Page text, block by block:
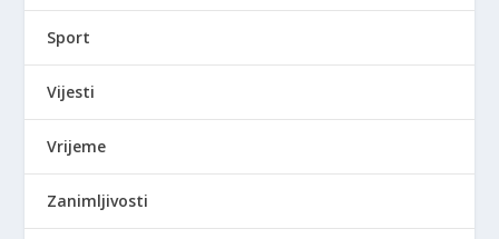
Sport
Vijesti
Vrijeme
Zanimljivosti